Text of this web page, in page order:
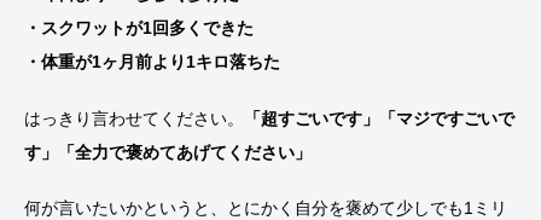
・スクワットが1回多くできた
・体重が1ヶ月前より1キロ落ちた
はっきり言わせてください。
「超すごいです」「マジですごいで
す」「全力で褒めてあげてください」
何が言いたいかというと、とにかく自分を褒めて少しでも1ミリ